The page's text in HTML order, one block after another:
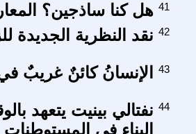
هل كنا ساذجين؟ المعارضة السورية 41
نقد النظرية الجديدة 42
الإنسانُ كائنٌ غريبٌ في 43
نفتالي بينيت يتعهد
البناء في المستوطنات
44